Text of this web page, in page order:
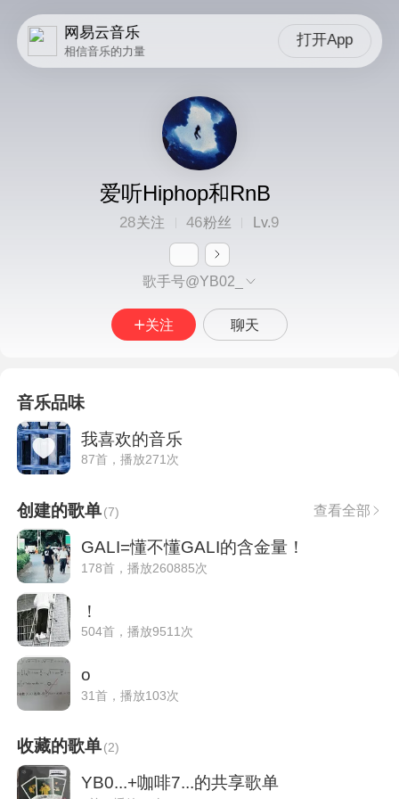
网易云音乐
相信音乐的力量
打开App
爱听Hiphop和RnB
28关注 46粉丝 Lv.9
歌手号@YB02_
关注 聊天
音乐品味
我喜欢的音乐
87首，播放271次
创建的歌单(7) 查看全部
GALI=懂不懂GALI的含金量！
178首，播放260885次
！
504首，播放9511次
o
31首，播放103次
收藏的歌单(2)
YB0...+咖啡7...的共享歌单